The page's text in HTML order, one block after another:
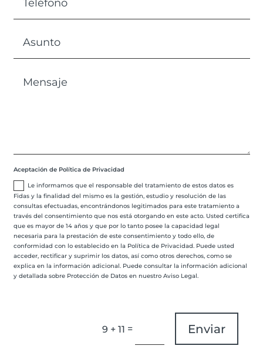
Aceptación de Política de Privacidad
Le informamos que el responsable del tratamiento de estos datos es
Fidas y la finalidad del mismo es la gestión, estudio y resolución de las
consultas efectuadas, encontrándonos legitimados para este tratamiento a
través del consentimiento que nos está otorgando en este acto. Usted certifica
que es mayor de 14 años y que por lo tanto posee la capacidad legal
necesaria para la prestación de este consentimiento y todo ello, de
conformidad con lo establecido en la Política de Privacidad. Puede usted
acceder, rectificar y suprimir los datos, así como otros derechos, como se
explica en la información adicional. Puede consultar la información adicional
y detallada sobre Protección de Datos en nuestro Aviso Legal.
9 + 11 = Enviar